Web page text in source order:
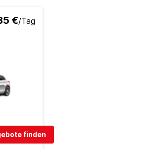
€/Tag
finden